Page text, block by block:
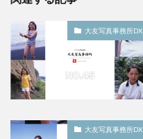
大友写真事務所DX
大友写真事務所DX